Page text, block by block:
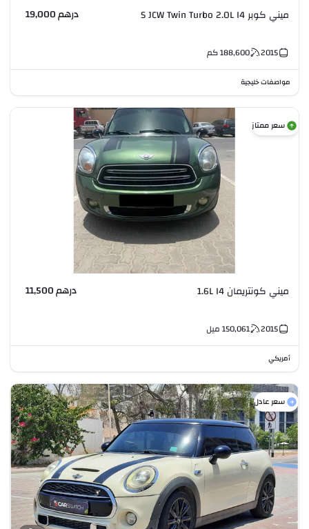
ميني كوبر S JCW Twin Turbo 2.0L I4 درهم 19,000
2015
188,600كم
مواصفات خليجية
سعر ممتاز
ميني كونتريمان 1.6L I4 درهم 11,500
2015
150,061 ميل
أمريكي
سعر عادل